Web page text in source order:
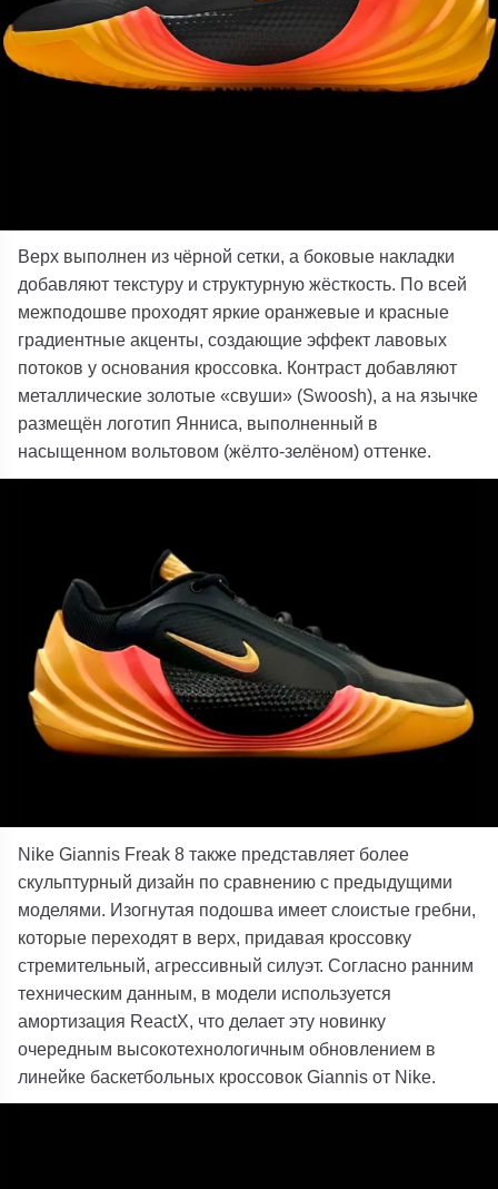
Верх выполнен из чёрной сетки, а боковые накладки
добавляют текстуру и структурную жёсткость. По всей
межподошве проходят яркие оранжевые и красные
градиентные акценты, создающие эффект лавовых
потоков у основания кроссовка. Контраст добавляют
металлические золотые «свуши» (Swoosh), а на язычке
размещён логотип Янниса, выполненный в
насыщенном вольтовом (жёлто-зелёном) оттенке.
Nike Giannis Freak 8 также представляет более
скульптурный дизайн по сравнению с предыдущими
моделями. Изогнутая подошва имеет слоистые гребни,
которые переходят в верх, придавая кроссовку
стремительный, агрессивный силуэт. Согласно ранним
техническим данным, в модели используется
амортизация ReactX, что делает эту новинку
очередным высокотехнологичным обновлением в
линейке баскетбольных кроссовок Giannis от Nike.